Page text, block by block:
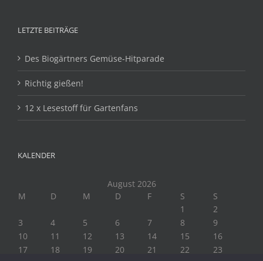
LETZTE BEITRÄGE
Des Biogärtners Gemüse-Hitparade
Richtig gießen!
12 x Lesestoff für Gartenfans
KALENDER
August 2026
M
D M D F S
S
1
2
3
4 5 6 7 8
9
10
11 12 13 14 15
16
17
18 19 20 21 22
23